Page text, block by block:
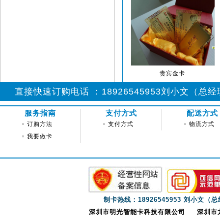
贵宾金卡
直接快速订购电话 ：18926545953刘小文（总
服务指南
订购方法
我要做卡
支付方式
支付方式
配送方式
物流方式
制卡热线：18926545953 刘小文（
深圳市明光智能卡科技有限公司
深圳市